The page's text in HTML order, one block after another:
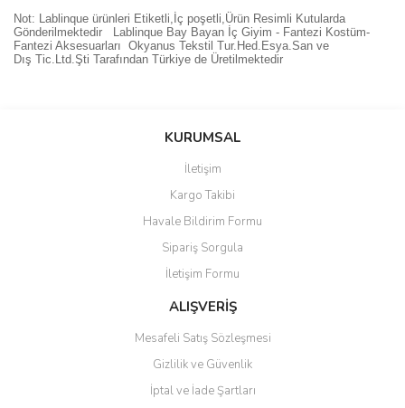
Not: Lablinque ürünleri Etiketli,İç poşetli,Ürün Resimli Kutularda
Gönderilmektedir
Lablinque Bay Bayan ç Giyim - Fantezi Kostüm-
Fantezi Aksesuarları Okyanus Tekstil Tur.Hed.Esya.San ve
Dış Tic.Ltd.Şti Tarafından Türkiye de Üretilmektedir
Bu ürüne ilk yorumu siz yapın!
Ürün resmi kalitesiz, bozuk veya görüntülenemiyor.
Ürün açıklamasında eksik bilgiler bulunuyor.
Ürün bilgilerinde hatalar bulunuyor.
Ürün fiyatı diğer sitelerden daha pahalı.
Bu ürüne benzer farklı alternatifler olmalı.
KURUMSAL
İletişim
Kargo Takibi
Havale Bildirim Formu
Sipariş Sorgula
İletişim Formu
ALIŞVERİŞ
Mesafeli Satış Sözleşmesi
Gizlilik ve Güvenlik
İptal ve İade Şartları